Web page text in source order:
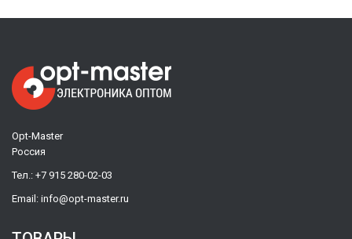
Opt-Master
Россия
Тел.: +7 915 280-02-03
Email: info@opt-master.ru